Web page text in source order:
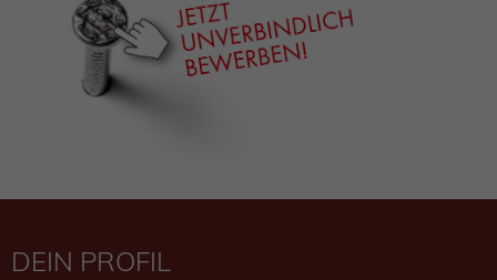
DEIN PROFIL